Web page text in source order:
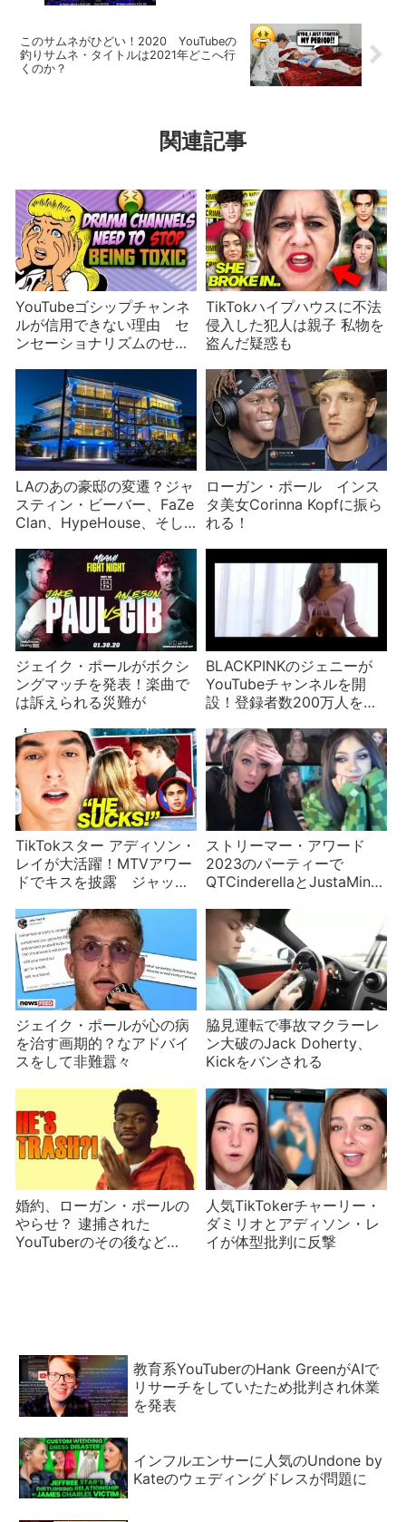
このサムネがひどい！2020 YouTubeの
釣りサムネ・タイトルは2021年どこへ行
くのか？
関連記事
YouTubeゴシップチャンネ
ルが信用できない理由 セ
ンセーショナリズムのせい
TikTokハイプハウスに不法
侵入した犯人は親子 私物を
盗んだ疑惑も
LAのあの豪邸の変遷？ジャ
スティン・ビーバー、FaZe
Clan、HypeHouse、そし
ローガン・ポール インス
タ美女Corinna Kopfに振ら
れる！
ジェイク・ポールがボクシ
ングマッチを発表！楽曲で
は訴えられる災難が
BLACKPINKのジェニーが
YouTubeチャンネルを開
設！登録者数200万人を突
TikTokスター アディソン・
レイが大活躍！MTVアワー
ドでキスを披露 ジャッ
当？
ストリーマー・アワード
2023のパーティーで
QTCinderellaとJustaMinx
ジェイク・ポールが心の病
を治す画期的？なアドバイ
スをして非難囂々
脇見運転で事故マクラーレ
ン大破のJack Doherty、
Kickをバンされる
婚約、ローガン・ポールの
やらせ？ 逮捕された
YouTuberのその後など
人気TikTokerチャーリー・
ダミリオとアディソン・レ
イが体型批判に反撃
教育系YouTuberのHank GreenがAIで
リサーチをしていたため批判され休業
を発表
インフルエンサーに人気のUndone by
Kateのウェディングドレスが問題に